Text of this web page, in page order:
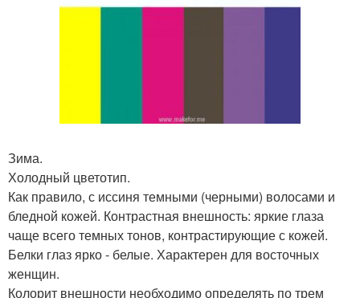
Зима.
Холодный цветотип.
Как правило, с иссиня темными (черными) волосами и
бледной кожей. Контрастная внешность: яркие глаза
чаще всего темных тонов, контрастирующие с кожей.
Белки глаз ярко - белые. Характерен для восточных
женщин.
Колорит внешности необходимо определять по трем